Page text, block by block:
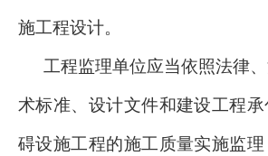
施工程设计。
工程监理单位应当依照法律
术标准、设计文件和建设工程
碍设施工程的施工质量实施监